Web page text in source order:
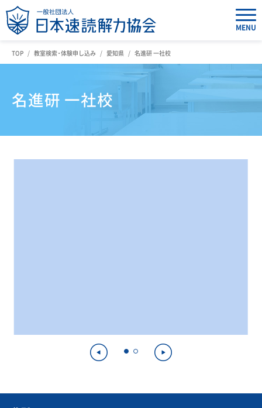
MENU
TOP 教室検索・体験申し込み 愛知県 名進研 一社校
名進研 一社校